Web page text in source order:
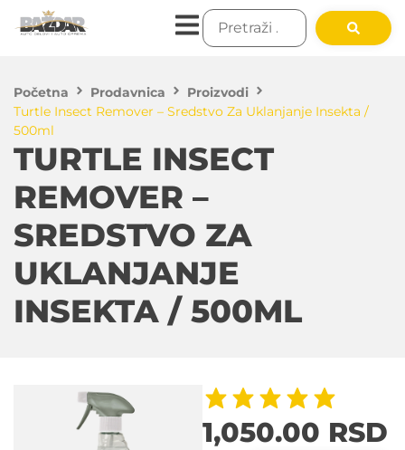
Početna Prodavnica
Proizvodi
Turtle Insect Remover – Sredstvo Za Uklanjanje Insekta /
500ml
TURTLE INSECT
REMOVER –
SREDSTVO ZA
UKLANJANJE
INSEKTA / 500ML
1,050.00 RSD